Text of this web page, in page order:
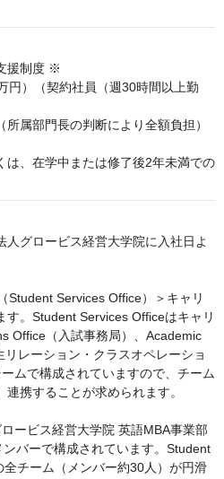
援制度 ※
円）（契約社員（週30時間以上勤
所属部門長の判断により全額負担）
、在学中または修了後2年未満での
グロービス経営大学院に入社日よ
Student Services Office）＞キャリ
す。Student Services Officeはキャリ
Office（入試事務局）、Academic
レーション・クラスオペレーショ
ムで構成されていますので、チーム
携することが求められます。
ービス経営大学院 英語MBA事業部
バーで構成されています。Student
チーム（メンバー約30人）が円滑